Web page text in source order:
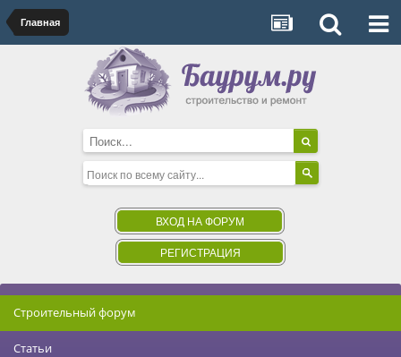
Главная
ВХОД НА ФОРУМ
РЕГИСТРАЦИЯ
Строительный форум
Статьи